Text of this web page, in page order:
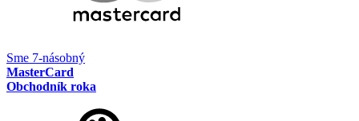
Sme 7-násobný
MasterCard
Obchodník roka